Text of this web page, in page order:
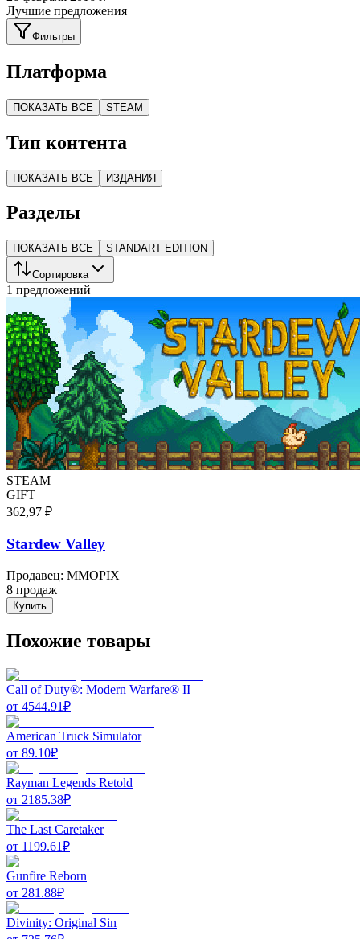
Лучшие предложения
Фильтры
Платформа
ПОКАЗАТЬ ВСЕ STEAM
Тип контента
ПОКАЗАТЬ ВСЕ ИЗДАНИЯ
Разделы
ПОКАЗАТЬ ВСЕ STANDART EDITION
Сортировка
1 предложений
STEAM
GIFT
362,97 ₽
Stardew Valley
Продавец: MMOPIX
8 продаж
Купить
Похожие товары
Call of Duty®: Modern Warfare® II
от 4544.91₽
American Truck Simulator
от 89.10₽
Rayman Legends Retold
от 2185.38₽
The Last Caretaker
от 1199.61₽
Gunfire Reborn
от 281.88₽
Divinity: Original Sin